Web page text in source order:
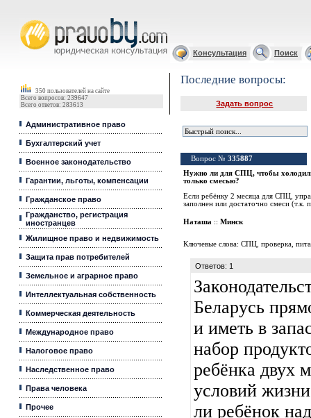
Консультация Поиск
350 пользователей на сайте
Всего вопросов: 239647
Всего ответов: 283613
Административное право
Бухгалтерский учет
Военное законодательство
Гарантии, льготы, компенсации
Гражданское право
Гражданство, регистрация
иностранцев
Жилищное право и недвижимость
Защита прав потребителей
Земельное и аграрное право
Интеллектуальная собственность
Коммерческая деятельность
Международное право
Налоговое право
Наследственное право
Права человека
Прочее
Последние вопросы:
Задать вопрос
Вопрос № 335887
Нужно ли для СПЦ, чтобы
только смесью?
Если ребёнку 2 месяца для СПЦ,
заполнен или достаточно смеси (т.к.
Наташа :: Минск
Ключевые слова: СПЦ проверка
Ответов: 1
Беларусь
и иметь в
набор
ребёнка двух
условий
ли ребёнок